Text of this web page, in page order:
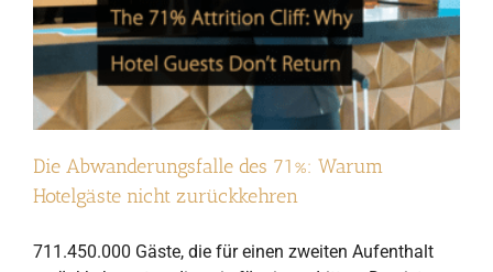
Die Abwanderungsfalle des 71%: Warum
Hotelgäste nicht zurückkehren
711.450.000 Gäste, die für einen zweiten Aufenthalt